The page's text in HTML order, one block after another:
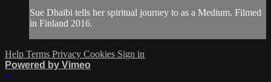
Sue Dhaibi tells her spiritual journey to as a Medium. Filmed
in Finland 2016.
Help Terms Privacy Cookies Sign in
Powered by Vimeo
×